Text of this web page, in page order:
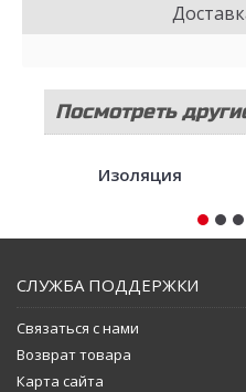
Посмотреть
Изоляция
СЛУЖБА ПОДДЕРЖКИ
Связаться с нами
Возврат товара
Карта сайта